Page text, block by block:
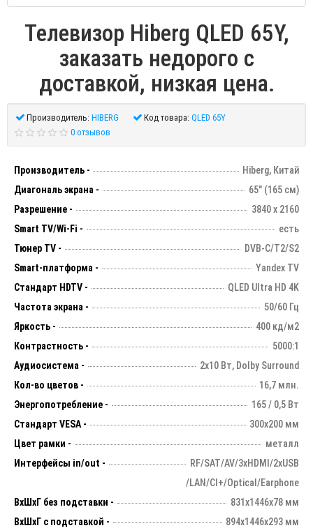
Телевизор Hiberg QLED 65Y,
заказать недорого с
доставкой, низкая цена.
Производитель: HIBERG Код товара: QLED 65Y
0 отзывов
Производитель -
Hiberg, Китай
Диагональ экрана -
65" (165 см)
Разрешение -
3840 х 2160
Smart TV/Wi-Fi -
есть
Тюнер TV -
DVB-C/T2/S2
Smart-платформа -
Yandex TV
Стандарт HDTV -
QLED Ultra HD 4K
Частота экрана -
50/60 Гц
Яркость -
400 кд/м2
Контрастность -
5000:1
Аудиосистема -
2х10 Вт, Dolby Surround
Кол-во цветов -
16,7 млн.
Энергопотребление -
165 / 0,5 Вт
Стандарт VESA -
300х200 мм
Цвет рамки -
металл
Интерфейсы in/out -
RF/SAT/AV/3xHDMI/2xUSB
/LAN/CI+/Optical/Earphone
ВхШхГ без подставки -
831х1446х78 мм
ВхШхГ с подставкой -
894x1446x293 мм